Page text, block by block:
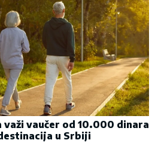
važi vaučer od 10.000 dinara
u Srbiji